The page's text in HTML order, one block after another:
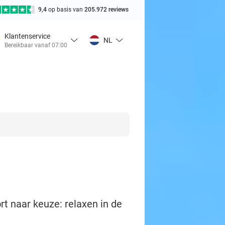
9,4 op basis van 205.972 reviews
Klantenservice
Bereikbaar vanaf 07:00
NL
naar keuze: relaxen in de